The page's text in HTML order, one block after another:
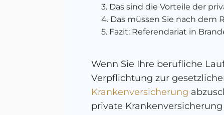
Das sind die Vorteile der
Das müssen Sie nach dem
Fazit: Referendariat in
Wenn Sie Ihre berufliche
Verpflichtung zur
Krankenversicherung
private